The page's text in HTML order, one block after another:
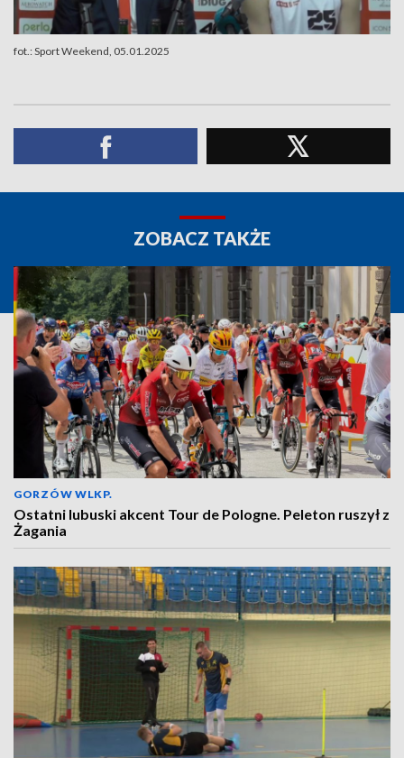
fot.: Sport Weekend, 05.01.2025
ZOBACZ TAKŻE
GORZÓW WLKP.
Ostatni lubuski akcent Tour de Pologne. Peleton ruszył z
Żagania